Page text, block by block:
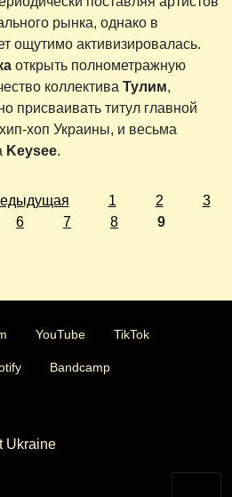
рынка, однако в
ощутимо активизировалась.
открыть полнометражную
коллектива Тулим,
присваивать титул главной
хоп Украины, и весьма
Keysee.
1 2
3
6 7 8 9
YouTube TikTok
Bandcamp
Ukraine